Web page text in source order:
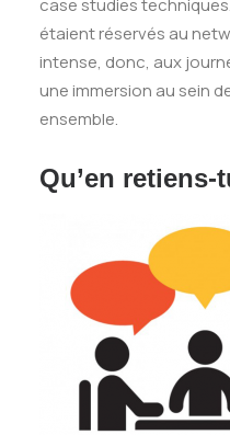
étaient réservés au
intense, donc, aux
une immersion au sein
ensemble.
Qu’en retiens-